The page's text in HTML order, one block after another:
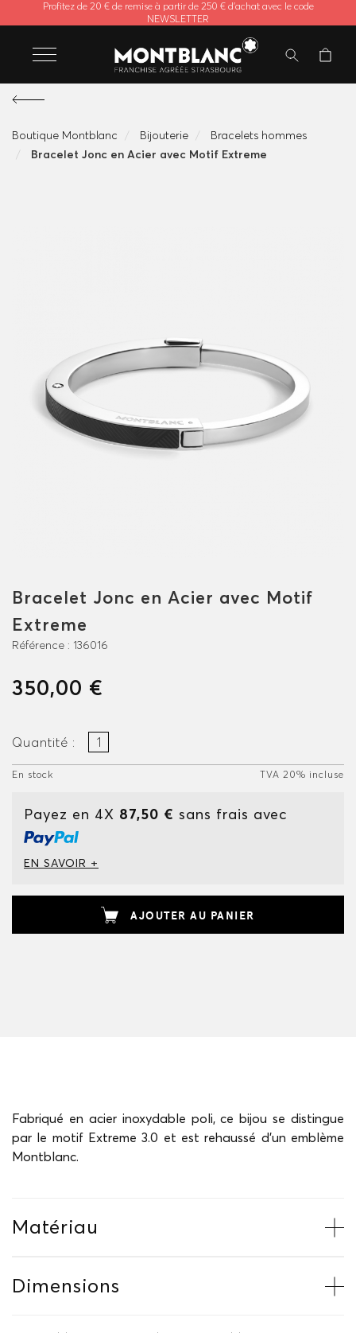
Profitez de 20 € de remise à partir de 250 € d'achat avec le code
NEWSLETTER
Boutique Montblanc Bijouterie
Bracelets hommes
Bracelet Jonc en Acier avec Motif Extreme
Bracelet Jonc en Acier avec Motif
Extreme
Référence : 136016
350,00 €
Quantité :
En stock TVA 20% incluse
Payez en 4X 87,50 € sans frais avec
EN SAVOIR +
AJOUTER AU PANIER
Fabriqué en acier inoxydable poli, ce bijou se distingue
par le motif Extreme 3.0 et est rehaussé d'un emblème
Montblanc.
Matériau
Dimensions